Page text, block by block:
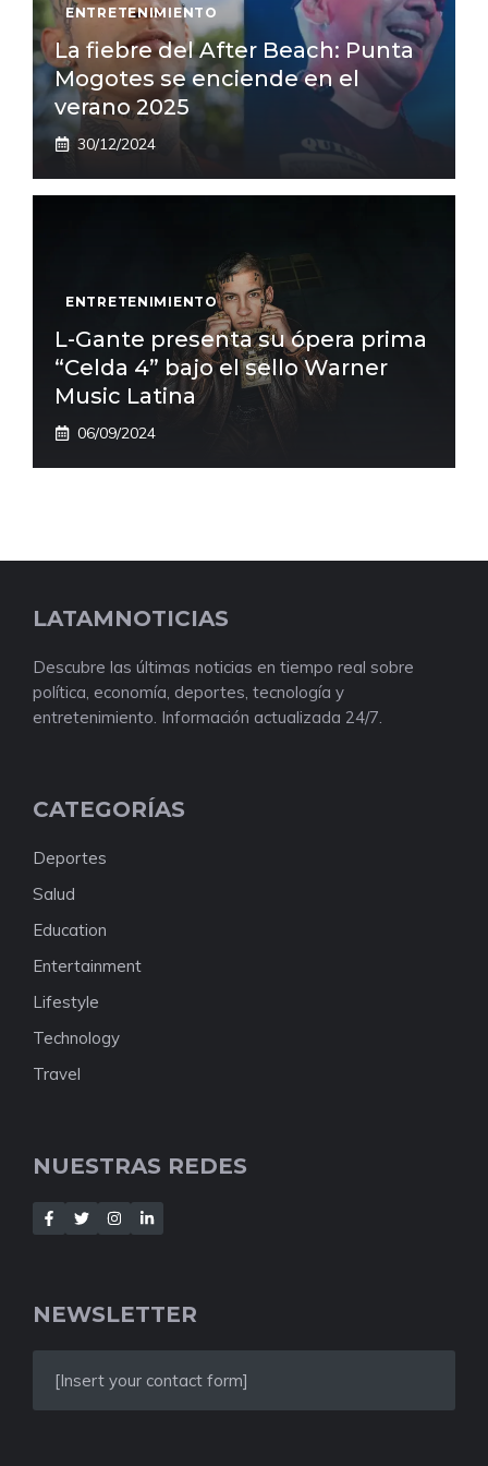
ENTRETENIMIENTO
La fiebre del After Beach: Punta
Mogotes se enciende en el
verano 2025
30/12/2024
ENTRETENIMIENTO
L-Gante presenta su ópera prima
“Celda 4” bajo el sello Warner
Music Latina
06/09/2024
LATAMNOTICIAS
Descubre las últimas noticias en tiempo real sobre
política, economía, deportes, tecnología y
entretenimiento. Información actualizada 24/7.
CATEGORÍAS
Deportes
Salud
Education
Entertainment
Lifestyle
Technology
Travel
NUESTRAS REDES
NEWSLETTER
[Insert your contact form]